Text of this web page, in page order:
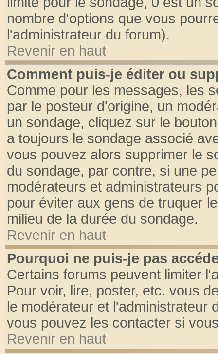
nombre d'options que vous
l'administrateur du forum).
Revenir en haut
Comment puis-je éditer ou
Comme pour les messages, les
par le posteur d'origine, un
un sondage, cliquez sur le
a toujours le sondage associé
vous pouvez alors supprimer le
du sondage, par contre, si une
modérateurs et administrateurs
pour éviter aux gens de truquer
milieu de la durée du sondage.
Revenir en haut
Pourquoi ne puis-je pas
Certains forums peuvent limiter
Pour voir, lire, poster, etc. vous
le modérateur et l'administrateur
vous pouvez les contacter si
Revenir en haut